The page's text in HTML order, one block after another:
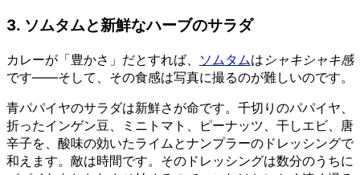
3. ソムタムと新鮮なハーブのサラダ
カレーが「豊かさ」だとすれば、 ソムタムは シャキシャキ感
です——そして、その食感は写真に撮るのが難しいのです。
青パパイヤのサラダは新鮮さが命です。千切りのパパイヤ、
折ったインゲン豆、ミニトマト、ピーナッツ、干しエビ、唐
辛子を、酸味の効いたライムとナンプラーのドレッシングで
和えます。敵は時間です。そのドレッシングは数分のうちに